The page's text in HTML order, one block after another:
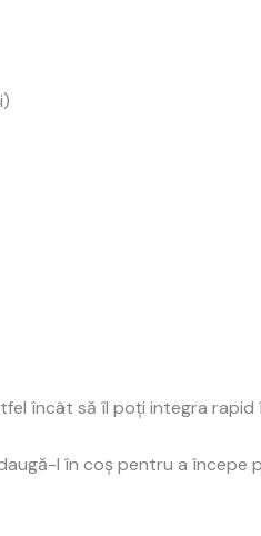
încât să îl poți integra rapid
l în coș pentru a începe